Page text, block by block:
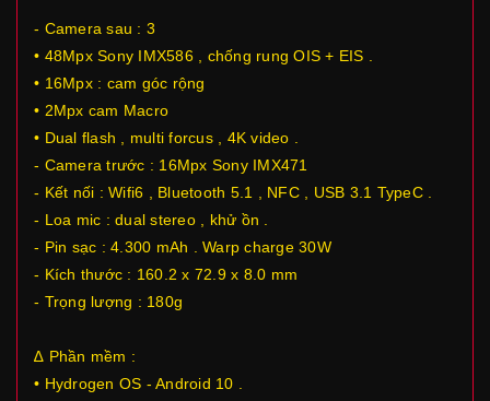
- Camera sau : 3
• 48Mpx Sony IMX586 , chống rung OIS + EIS .
• 16Mpx : cam góc rộng
• 2Mpx cam Macro
• Dual flash , multi forcus , 4K video .
- Camera trước : 16Mpx Sony IMX471
- Kết nối : Wifi6 , Bluetooth 5.1 , NFC , USB 3.1 TypeC .
- Loa mic : dual stereo , khử ồn .
- Pin sạc : 4.300 mAh . Warp charge 30W
- Kích thước : 160.2 x 72.9 x 8.0 mm
- Trọng lượng : 180g
∆ Phần mềm :
• Hydrogen OS - Android 10 .